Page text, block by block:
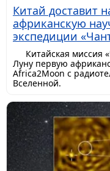
Китай доставит
африканскую
экспедиции
Китайская миссия
Луну первую
Africa2Moon с
Вселенной.